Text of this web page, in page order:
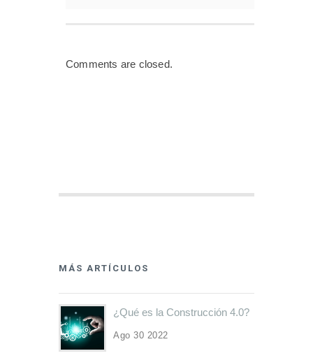
Comments are closed.
MÁS ARTÍCULOS
¿Qué es la Construcción 4.0?
Ago 30 2022